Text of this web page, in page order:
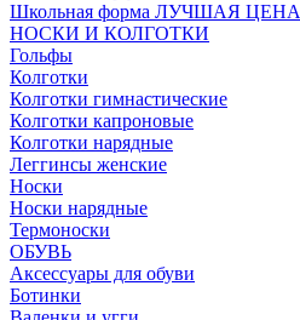
Школьная форма ЛУЧШАЯ ЦЕНА
НОСКИ И КОЛГОТКИ
Гольфы
Колготки
Колготки гимнастические
Колготки капроновые
Колготки нарядные
Леггинсы женские
Носки
Носки нарядные
Термоноски
ОБУВЬ
Аксессуары для обуви
Ботинки